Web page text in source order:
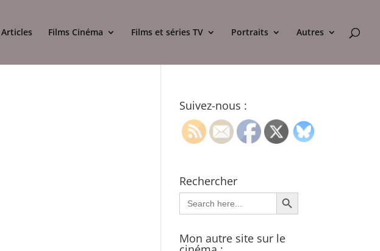
Articles Films Cinéma Films et séries TV Portraits Autres
Suivez-nous :
Rechercher
Search
for:
Search Button
Mon autre site sur le